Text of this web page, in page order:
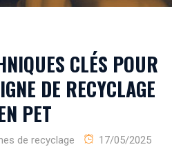
CLÉS POUR
DE RECYCLAGE
PET
de recyclage
17/05/2025